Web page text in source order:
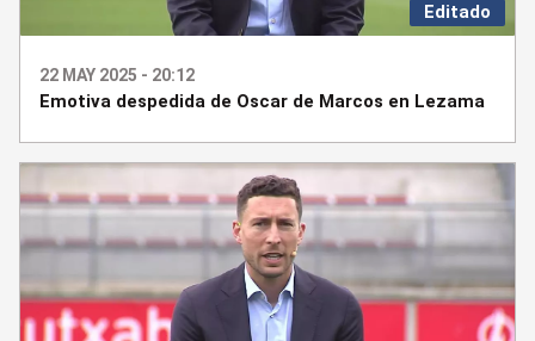
Editado
22 MAY 2025 - 20:12
Emotiva despedida de Oscar de Marcos en Lezama